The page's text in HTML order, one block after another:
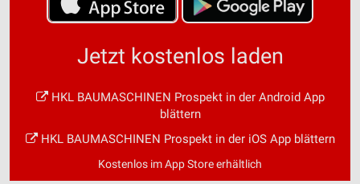
Jetzt kostenlos laden
HKL BAUMASCHINEN Prospekt in der Android App
blättern
HKL BAUMASCHINEN Prospekt in der iOS App blättern
Kostenlos im App Store erhältlich